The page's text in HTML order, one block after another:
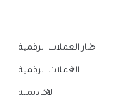
اخبار العملات الرقمية
العملات الرقمية
الاكاديمية